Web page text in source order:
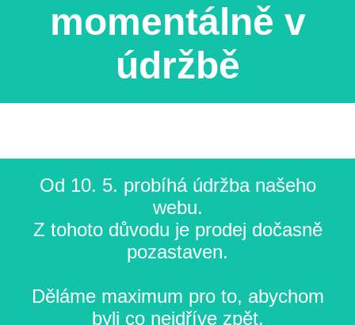
momentálně v
údržbě
Od 10. 5. probíhá údržba našeho
webu.
Z tohoto důvodu je prodej dočasně
pozastaven.
Děláme maximum pro to, abychom
byli co nejdříve zpět.